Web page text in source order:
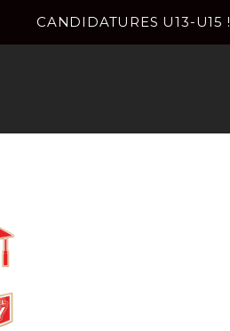
CANDIDATURES U13-U15 !